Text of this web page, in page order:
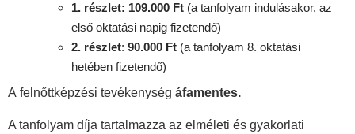
1. részlet: 109.000 Ft (a tanfolyam indulásakor, az
első oktatási napig fizetendő)
2. részlet: 90.000 Ft (a tanfolyam 8. oktatási
hetében fizetendő)
A felnőttképzési tevékenység áfamentes.
A tanfolyam díja tartalmazza az elméleti és gyakorlati